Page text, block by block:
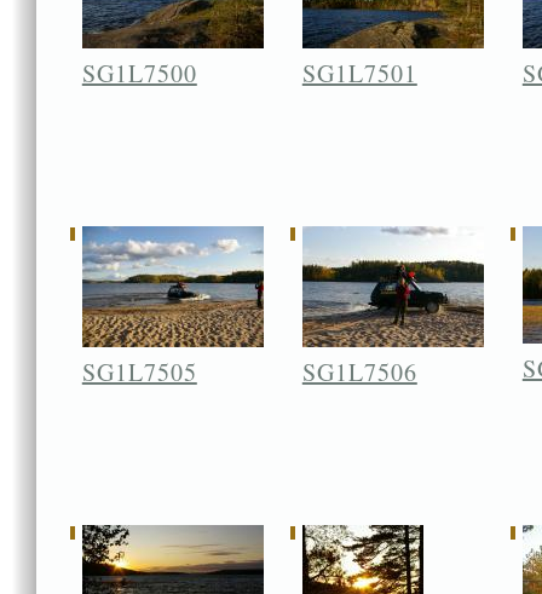
SG1L7500 SG1L7501
SG1L7505 SG1L7506